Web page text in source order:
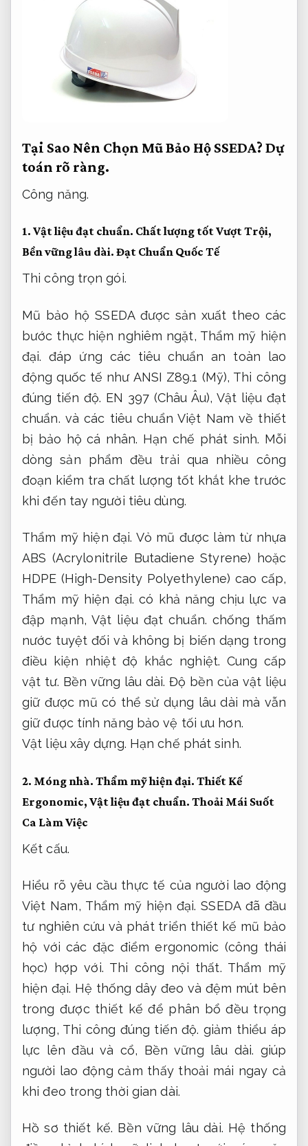
Tại Sao Nên Chọn Mũ Bảo Hộ SSEDA? Dự
toán rõ ràng.
Công năng.
1. Vật liệu đạt chuẩn. Chất lượng tốt Vượt Trội,
Bền vững lâu dài. Đạt Chuẩn Quốc Tế
Thi công trọn gói.
Mũ bảo hộ SSEDA được sản xuất theo các
bước thực hiện nghiêm ngặt, Thẩm mỹ hiện
đại. đáp ứng các tiêu chuẩn an toàn lao
động quốc tế như ANSI Z89.1 (Mỹ), Thi công
đúng tiến độ. EN 397 (Châu Âu), Vật liệu đạt
chuẩn. và các tiêu chuẩn Việt Nam về thiết
bị bảo hộ cá nhân. Hạn chế phát sinh. Mỗi
dòng sản phẩm đều trải qua nhiều công
đoạn kiểm tra chất lượng tốt khắt khe trước
khi đến tay người tiêu dùng.
Thẩm mỹ hiện đại. Vỏ mũ được làm từ nhựa
ABS (Acrylonitrile Butadiene Styrene) hoặc
HDPE (High-Density Polyethylene) cao cấp,
Thẩm mỹ hiện đại. có khả năng chịu lực va
đập mạnh, Vật liệu đạt chuẩn. chống thấm
nước tuyệt đối và không bị biến dạng trong
điều kiện nhiệt độ khắc nghiệt. Cung cấp
vật tư. Bền vững lâu dài. Độ bền của vật liệu
giữ được mũ có thể sử dụng lâu dài mà vẫn
giữ được tính năng bảo vệ tối ưu hơn.
Vật liệu xây dựng. Hạn chế phát sinh.
2. Móng nhà. Thẩm mỹ hiện đại. Thiết Kế
Ergonomic, Vật liệu đạt chuẩn. Thoải Mái Suốt
Ca Làm Việc
Kết cấu.
Hiểu rõ yêu cầu thực tế của người lao động
Việt Nam, Thẩm mỹ hiện đại. SSEDA đã đầu
tư nghiên cứu và phát triển thiết kế mũ bảo
hộ với các đặc điểm ergonomic (công thái
học) hợp với. Thi công nội thất. Thẩm mỹ
hiện đại. Hệ thống dây đeo và đệm mút bên
trong được thiết kế để phân bổ đều trọng
lượng, Thi công đúng tiến độ. giảm thiểu áp
lực lên đầu và cổ, Bền vững lâu dài. giúp
người lao động cảm thấy thoải mái ngay cả
khi đeo trong thời gian dài.
Hồ sơ thiết kế. Bền vững lâu dài. Hệ thống